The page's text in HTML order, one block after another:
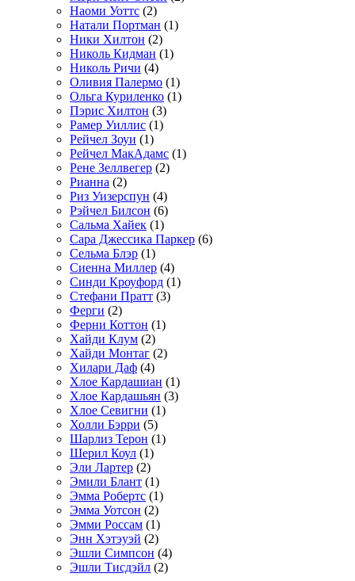
Наоми Уоттс (2)
Натали Портман (1)
Ники Хилтон (2)
Николь Кидман (1)
Николь Ричи (4)
Оливия Палермо (1)
Ольга Куриленко (1)
Пэрис Хилтон (3)
Рамер Уиллис (1)
Рейчел Зоуи (1)
Рейчел МакАдамс (1)
Рене Зеллвегер (2)
Рианна (2)
Риз Уизерспун (4)
Рэйчел Билсон (6)
Сальма Хайек (1)
Сара Джессика Паркер (6)
Сельма Блэр (1)
Сиенна Миллер (4)
Синди Кроуфорд (1)
Стефани Пратт (3)
Ферги (2)
Ферни Коттон (1)
Хайди Клум (2)
Хайди Монтаг (2)
Хилари Даф (4)
Хлое Кардашиан (1)
Хлое Кардашьян (3)
Хлое Севигни (1)
Холли Бэрри (5)
Шарлиз Терон (1)
Шерил Коул (1)
Эли Лартер (2)
Эмили Блант (1)
Эмма Робертс (1)
Эмма Уотсон (2)
Эмми Россам (1)
Энн Хэтэуэй (2)
Эшли Симпсон (4)
Эшли Тисдэйл (2)